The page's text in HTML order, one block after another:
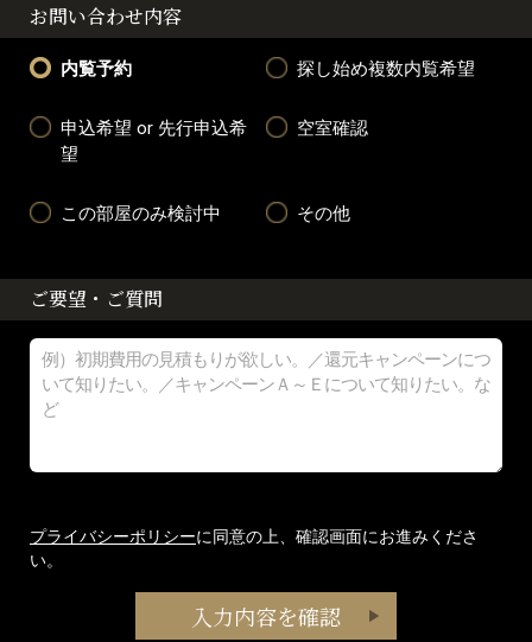
お問い合わせ内容
内覧予約 探し始め複数内覧希望
申込希望 or 先行申込希
望
空室確認
この部屋のみ検討中 その他
ご要望・ご質問
プライバシーポリシーに同意の上、確認画面にお進みくださ
い。